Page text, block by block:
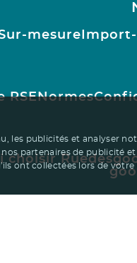
mesure
RSENormes
choisir
les publicités et analyser
partenaires de publicité
ont collectées lors de